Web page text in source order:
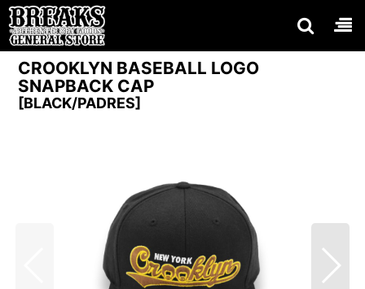
CROOKLYN BASEBALL LOGO
SNAPBACK CAP
[BLACK/PADRES]